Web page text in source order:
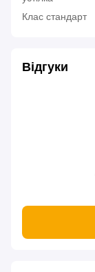
Клас стандарт
Відгуки